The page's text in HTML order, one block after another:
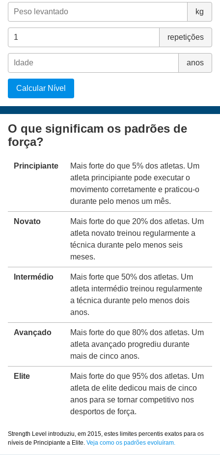
kg
repetições
anos
Calcular Nível
O que significam os padrões de
força?
Principiante
Mais forte do que 5% dos atletas. Um
atleta principiante pode executar o
movimento corretamente e praticou-o
durante pelo menos um mês.
Novato
Mais forte do que 20% dos atletas. Um
atleta novato treinou regularmente a
técnica durante pelo menos seis
meses.
Intermédio
Mais forte que 50% dos atletas. Um
atleta intermédio treinou regularmente
a técnica durante pelo menos dois
anos.
Avançado
Mais forte do que 80% dos atletas. Um
atleta avançado progrediu durante
mais de cinco anos.
Elite
Mais forte do que 95% dos atletas. Um
atleta de elite dedicou mais de cinco
anos para se tornar competitivo nos
desportos de força.
Strength Level introduziu, em 2015, estes limites percentis exatos para os
níveis de Principiante a Elite. Veja como os padrões evoluíram.